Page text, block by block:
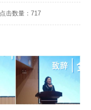
点击数量： 717